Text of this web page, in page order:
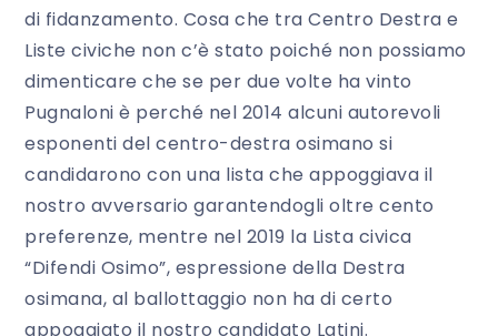
di fidanzamento. Cosa che tra Centro Destra e
Liste civiche non c’è stato poiché non possiamo
dimenticare che se per due volte ha vinto
Pugnaloni è perché nel 2014 alcuni autorevoli
esponenti del centro-destra osimano si
candidarono con una lista che appoggiava il
nostro avversario garantendogli oltre cento
preferenze, mentre nel 2019 la Lista civica
“Difendi Osimo”, espressione della Destra
osimana, al ballottaggio non ha di certo
appoggiato il nostro candidato Latini.